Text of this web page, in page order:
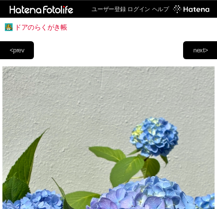
ユーザー登録 ログイン ヘルプ
ドアのらくがき帳
next>
<prev